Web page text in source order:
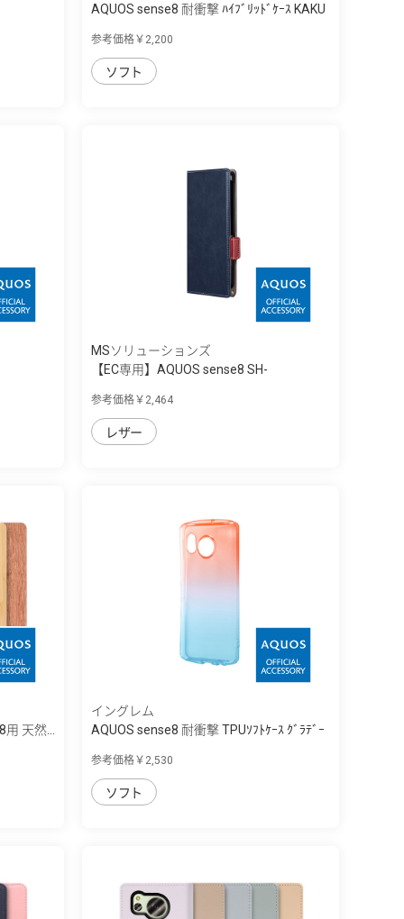
AQUOS sense8 耐衝撃 ﾊｲﾌﾞﾘｯﾄﾞｹｰｽ KAKU
参考価格￥2,200
ソフト
MSソリューションズ
【EC専用】AQUOS sense8 SH-
参考価格￥2,464
レザー
天然...
イングレム
AQUOS sense8 耐衝撃 TPUｿﾌﾄｹｰｽ ｸﾞﾗﾃﾞｰ
参考価格￥2,530
ソフト